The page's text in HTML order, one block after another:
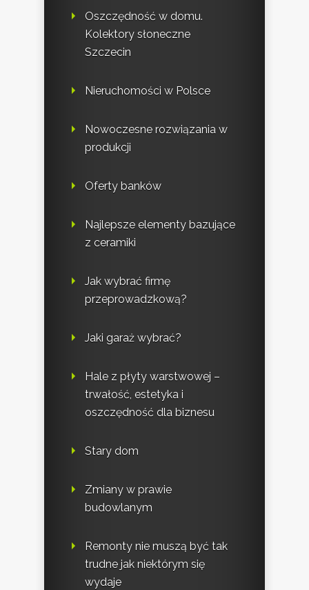
Oszczędność w domu.
Kolektory słoneczne
Szczecin
Nieruchomości w Polsce
Nowoczesne rozwiązania w
produkcji
Oferty banków
Najlepsze elementy bazujące
z ceramiki
Jak wybrać firmę
przeprowadzkową?
Jaki garaż wybrać?
Hale z płyty warstwowej –
trwałość, estetyka i
oszczędność dla biznesu
Stary dom
Zmiany w prawie
budowlanym
Remonty nie muszą być tak
trudne jak niektórym się
wydaje